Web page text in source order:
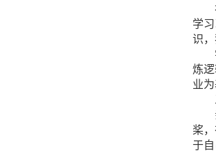
学
识
炼
业
桨
于自